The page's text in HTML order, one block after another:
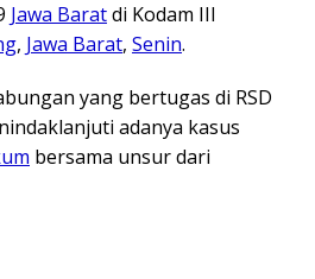
Jawa Baratdi Kodam III
, Jawa Barat, Senin.
yang bertugas di RSD
adanya kasus
bersama unsur dari